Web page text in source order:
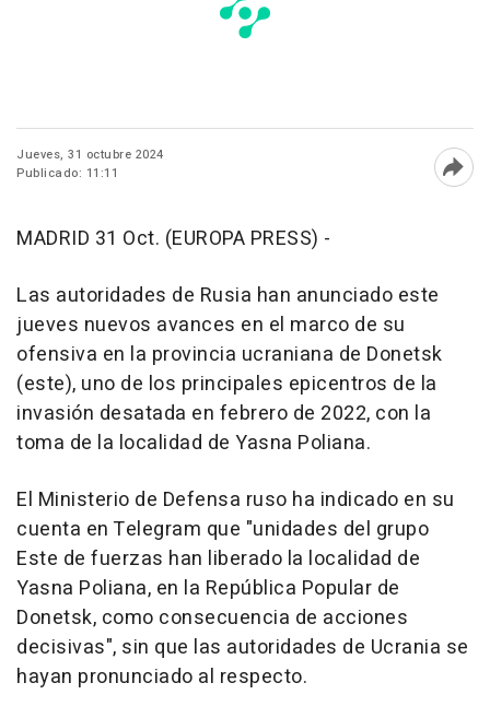
Jueves, 31 octubre 2024
Publicado: 11:11
MADRID 31 Oct. (EUROPA PRESS) -
Las autoridades de Rusia han anunciado este
jueves nuevos avances en el marco de su
ofensiva en la provincia ucraniana de Donetsk
(este), uno de los principales epicentros de la
invasión desatada en febrero de 2022, con la
toma de la localidad de Yasna Poliana.
El Ministerio de Defensa ruso ha indicado en su
cuenta en Telegram que "unidades del grupo
Este de fuerzas han liberado la localidad de
Yasna Poliana, en la República Popular de
Donetsk, como consecuencia de acciones
decisivas", sin que las autoridades de Ucrania se
hayan pronunciado al respecto.